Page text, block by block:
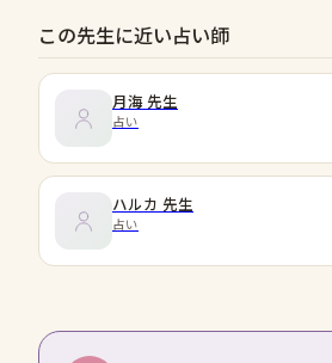
この先生に近い占い師
月海 先生
占い
ハルカ 先生
占い